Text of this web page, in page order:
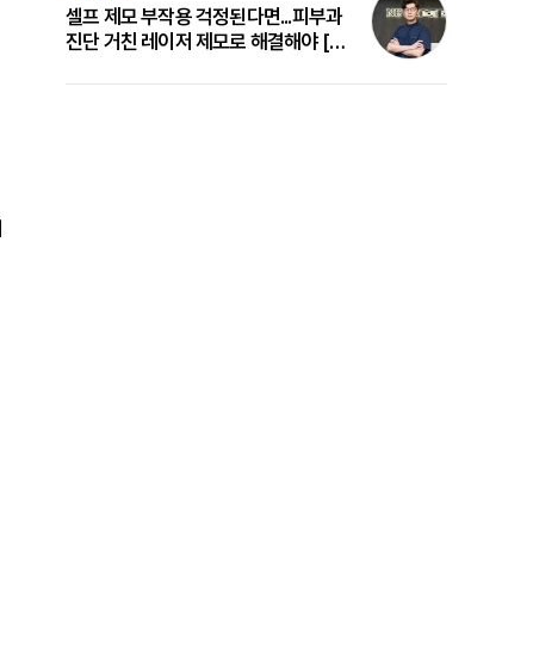
셀프 제모 부작용 걱정된다면...피부과
진단 거친 레이저 제모로 해결해야 [변